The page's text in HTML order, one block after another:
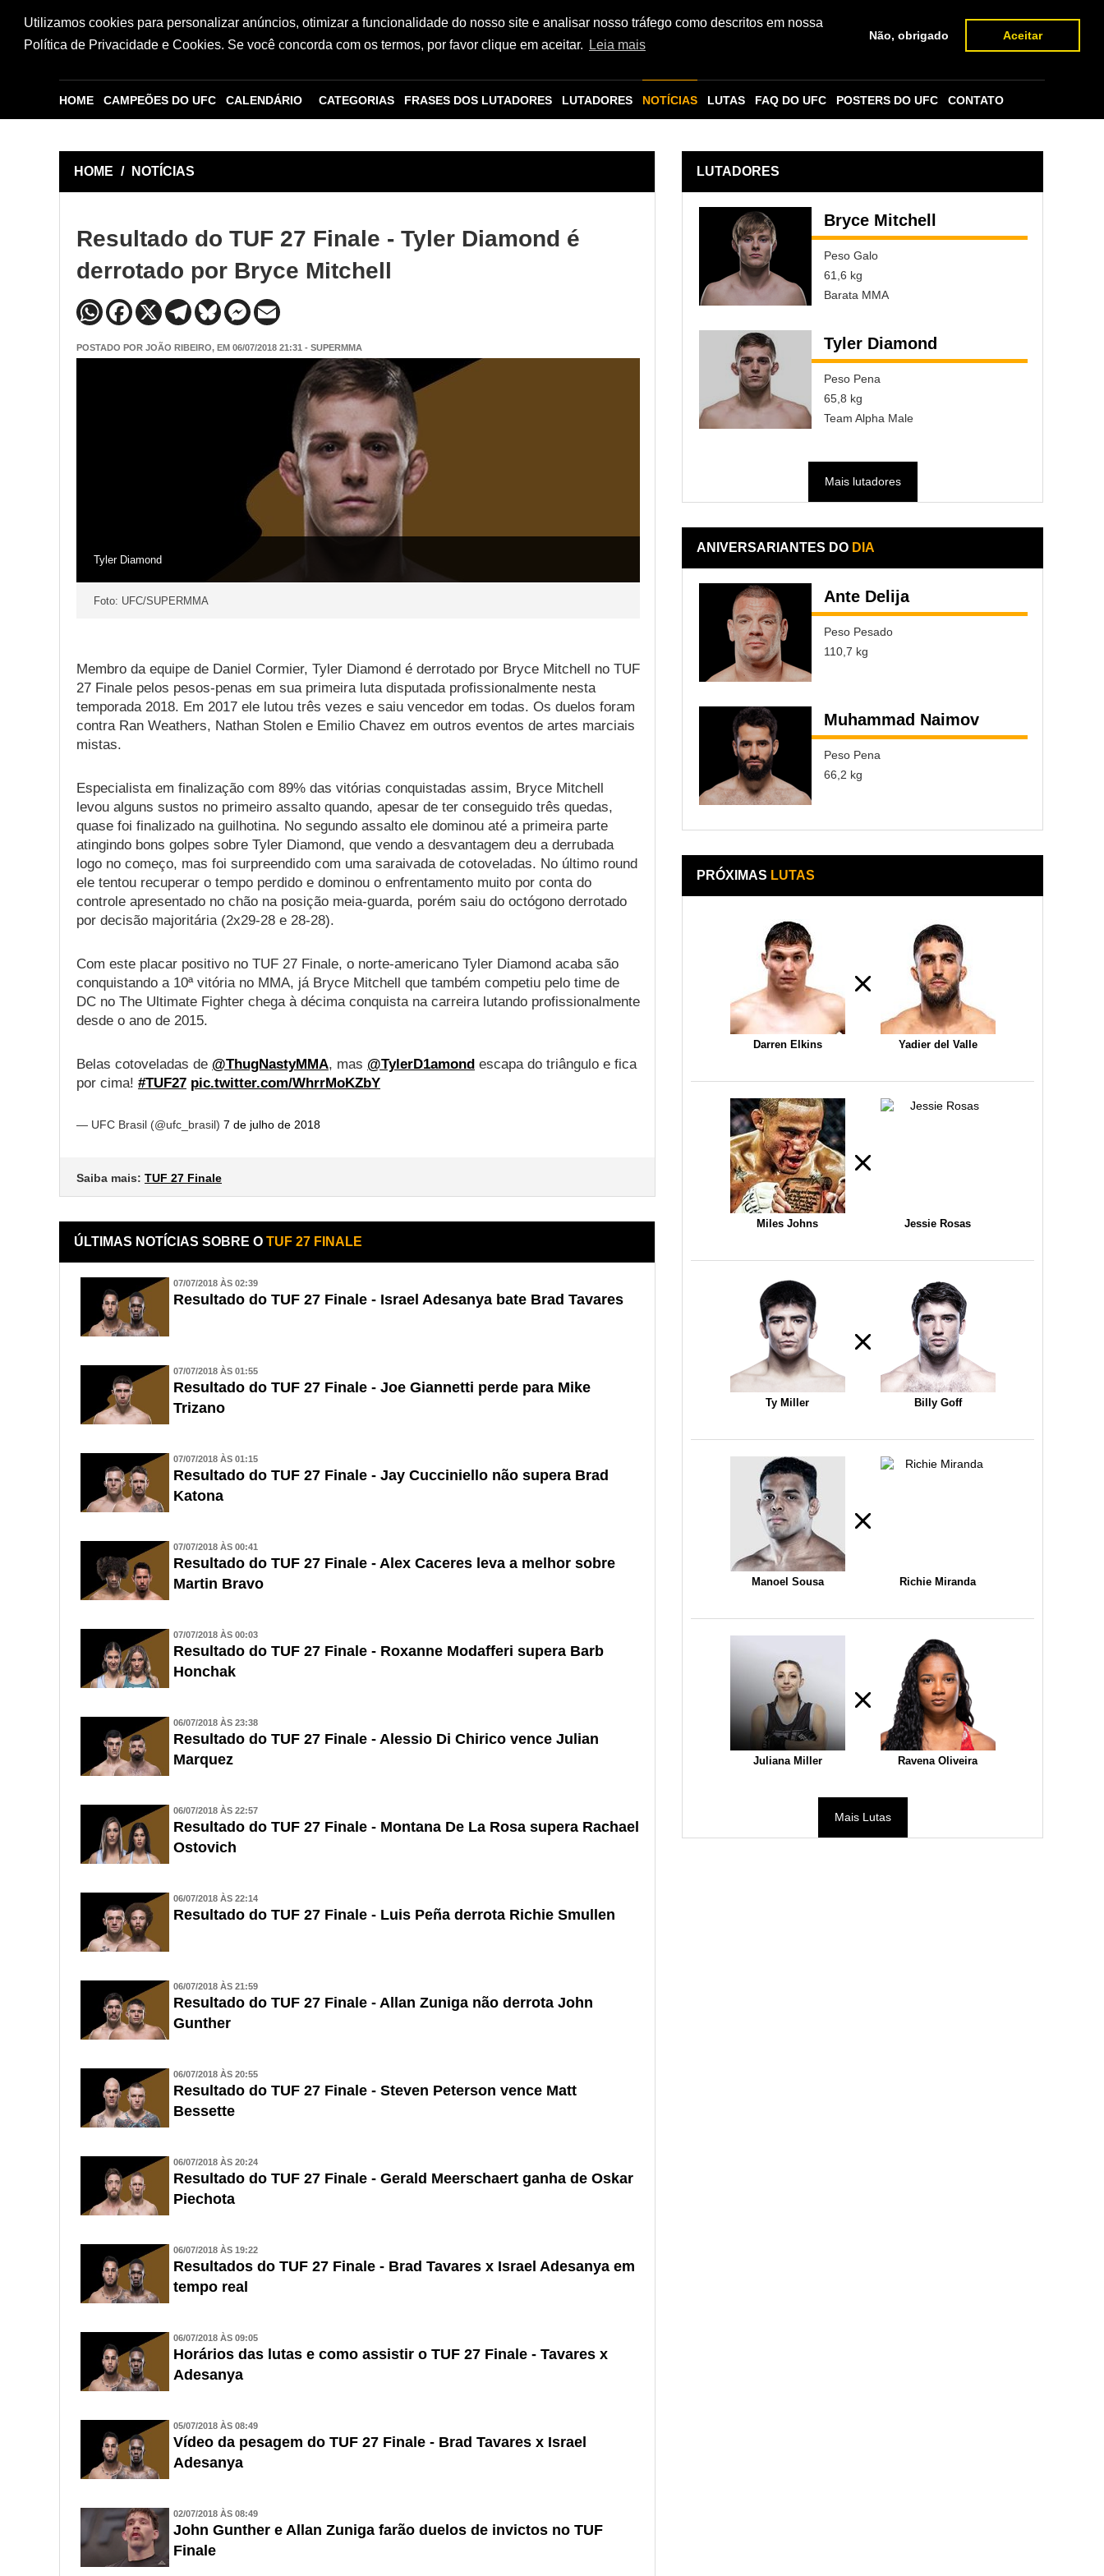
Utilizamos cookies para personalizar anúncios, otimizar a funcionalidade do nosso site e analisar nosso tráfego como descritos em nossa
Política de Privacidade e Cookies. Se você concorda com os termos, por favor clique em aceitar.
Leia mais
Não, obrigado Aceitar
HOME CAMPEÕES DO UFC CALENDÁRIO CATEGORIAS FRASES DOS LUTADORES LUTADORES NOTÍCIAS LUTAS FAQ DO UFC POSTERS DO UFC CONTATO
HOME / NOTÍCIAS
Resultado do TUF 27 Finale - Tyler Diamond é
derrotado por Bryce Mitchell
POSTADO POR JOÃO RIBEIRO, EM 06/07/2018 21:31 - SUPERMMA
Tyler Diamond
Foto: UFC/SUPERMMA
Membro da equipe de Daniel Cormier, Tyler Diamond é derrotado por Bryce Mitchell no TUF
27 Finale pelos pesos-penas em sua primeira luta disputada profissionalmente nesta
temporada 2018. Em 2017 ele lutou três vezes e saiu vencedor em todas. Os duelos foram
contra Ran Weathers, Nathan Stolen e Emilio Chavez em outros eventos de artes marciais
mistas.
Especialista em finalização com 89% das vitórias conquistadas assim, Bryce Mitchell
levou alguns sustos no primeiro assalto quando, apesar de ter conseguido três quedas,
quase foi finalizado na guilhotina. No segundo assalto ele dominou até a primeira parte
atingindo bons golpes sobre Tyler Diamond, que vendo a desvantagem deu a derrubada
logo no começo, mas foi surpreendido com uma saraivada de cotoveladas. No último round
ele tentou recuperar o tempo perdido e dominou o enfrentamento muito por conta do
controle apresentado no chão na posição meia-guarda, porém saiu do octógono derrotado
por decisão majoritária (2x29-28 e 28-28).
Com este placar positivo no TUF 27 Finale, o norte-americano Tyler Diamond acaba são
conquistando a 10ª vitória no MMA, já Bryce Mitchell que também competiu pelo time de
DC no The Ultimate Fighter chega à décima conquista na carreira lutando profissionalmente
desde o ano de 2015.
Belas cotoveladas de @ThugNastyMMA, mas @TylerD1amond escapa do triângulo e fica
por cima! #TUF27 pic.twitter.com/WhrrMoKZbY
— UFC Brasil (@ufc_brasil) 7 de julho de 2018
Saiba mais: TUF 27 Finale
ÚLTIMAS NOTÍCIAS SOBRE O TUF 27 FINALE
07/07/2018 ÀS 02:39
Resultado do TUF 27 Finale - Israel Adesanya bate Brad Tavares
07/07/2018 ÀS 01:55
Resultado do TUF 27 Finale - Joe Giannetti perde para Mike
Trizano
07/07/2018 ÀS 01:15
Resultado do TUF 27 Finale - Jay Cucciniello não supera Brad
Katona
07/07/2018 ÀS 00:41
Resultado do TUF 27 Finale - Alex Caceres leva a melhor sobre
Martin Bravo
07/07/2018 ÀS 00:03
Resultado do TUF 27 Finale - Roxanne Modafferi supera Barb
Honchak
06/07/2018 ÀS 23:38
Resultado do TUF 27 Finale - Alessio Di Chirico vence Julian
Marquez
06/07/2018 ÀS 22:57
Resultado do TUF 27 Finale - Montana De La Rosa supera Rachael
Ostovich
06/07/2018 ÀS 22:14
Resultado do TUF 27 Finale - Luis Peña derrota Richie Smullen
06/07/2018 ÀS 21:59
Resultado do TUF 27 Finale - Allan Zuniga não derrota John
Gunther
06/07/2018 ÀS 20:55
Resultado do TUF 27 Finale - Steven Peterson vence Matt
Bessette
06/07/2018 ÀS 20:24
Resultado do TUF 27 Finale - Gerald Meerschaert ganha de Oskar
Piechota
06/07/2018 ÀS 19:22
Resultados do TUF 27 Finale - Brad Tavares x Israel Adesanya em
tempo real
06/07/2018 ÀS 09:05
Horários das lutas e como assistir o TUF 27 Finale - Tavares x
Adesanya
05/07/2018 ÀS 08:49
Vídeo da pesagem do TUF 27 Finale - Brad Tavares x Israel
Adesanya
02/07/2018 ÀS 08:49
John Gunther e Allan Zuniga farão duelos de invictos no TUF
Finale
LUTADORES
Bryce Mitchell
Peso Galo
61,6 kg
Barata MMA
Tyler Diamond
Peso Pena
65,8 kg
Team Alpha Male
Mais lutadores
ANIVERSARIANTES DO DIA
Ante Delija
Peso Pesado
110,7 kg
Muhammad Naimov
Peso Pena
66,2 kg
PRÓXIMAS LUTAS
Darren Elkins Yadier del Valle
Miles Johns Jessie Rosas
Ty Miller Billy Goff
Manoel Sousa Richie Miranda
Juliana Miller Ravena Oliveira
Mais Lutas